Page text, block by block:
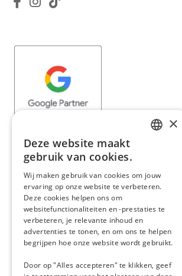
Bereken je
winst
×
Deze website maakt
gebruik van cookies.
Wij maken gebruik van cookies om jouw
ervaring op onze website te verbeteren.
Deze cookies helpen ons om
websitefunctionaliteiten en -prestaties te
verbeteren, je relevante inhoud en
advertenties te tonen, en om ons te helpen
begrijpen hoe onze website wordt gebruikt.
Door op "Alles accepteren" te klikken, geef